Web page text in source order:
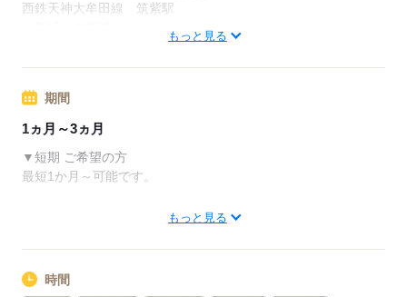
■週3日×フルタイム8hの場合
時給1,600円×8h×12日＝153,600円
■週5日×フルタイム8hの場合
【交通費備考】
西鉄天神大牟田線 筑紫駅
もっと見る
期間
1ヵ月～3ヵ月
▼短期 ご希望の方
最短1か月～可能です。
※毎月下旬の面談日や入社日によって、
詳しくは面談にてご説明
▼長期 ご希望の方
もっと見る
時間